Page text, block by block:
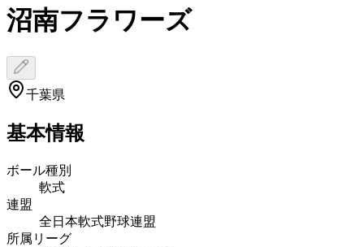
沼南フラワーズ
千葉県
基本情報
ボール種別
軟式
連盟
全日本軟式野球連盟
所属リーグ